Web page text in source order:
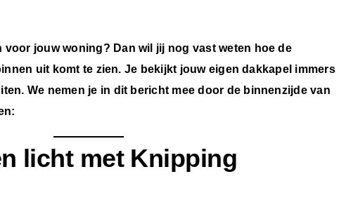
voor jouw woning? Dan wil jij nog vast weten hoe de
uit komt te zien. Je bekijkt jouw eigen dakkapel immers
We nemen je in dit bericht mee door de binnenzijde van
licht met Knipping